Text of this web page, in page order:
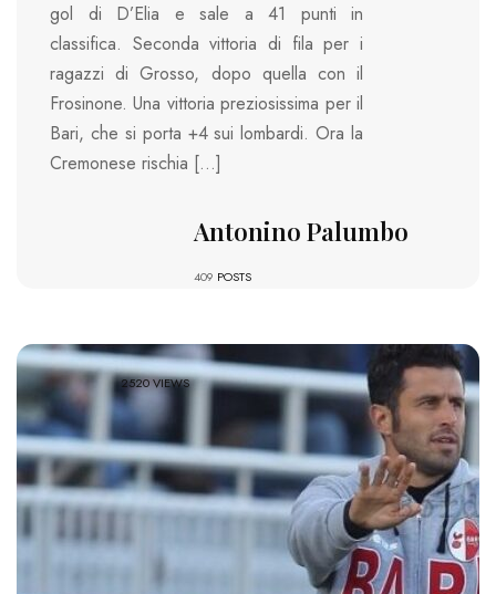
gol di D’Elia e sale a 41 punti in
classifica. Seconda vittoria di fila per i
ragazzi di Grosso, dopo quella con il
Frosinone. Una vittoria preziosissima per il
Bari, che si porta +4 sui lombardi. Ora la
Cremonese rischia […]
Antonino Palumbo
409 POSTS
2520 VIEWS